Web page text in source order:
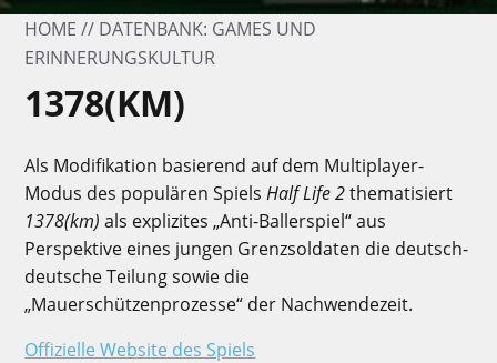
HOME
DATENBANK: GAMES UND
ERINNERUNGSKULTUR
1378(KM)
Als Modifikation basierend auf dem Multiplayer-
Modus des populären SpielsHalf Life 2thematisiert
1378(km) als explizites „Anti-Ballerspiel“ aus
Perspektive eines jungen Grenzsoldaten die deutsch-
deutsche Teilung sowie die
„Mauerschützenprozesse“ der Nachwendezeit.
Offizielle Website des Spiels